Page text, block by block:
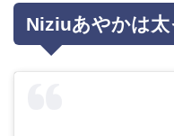
Niziuあやかは